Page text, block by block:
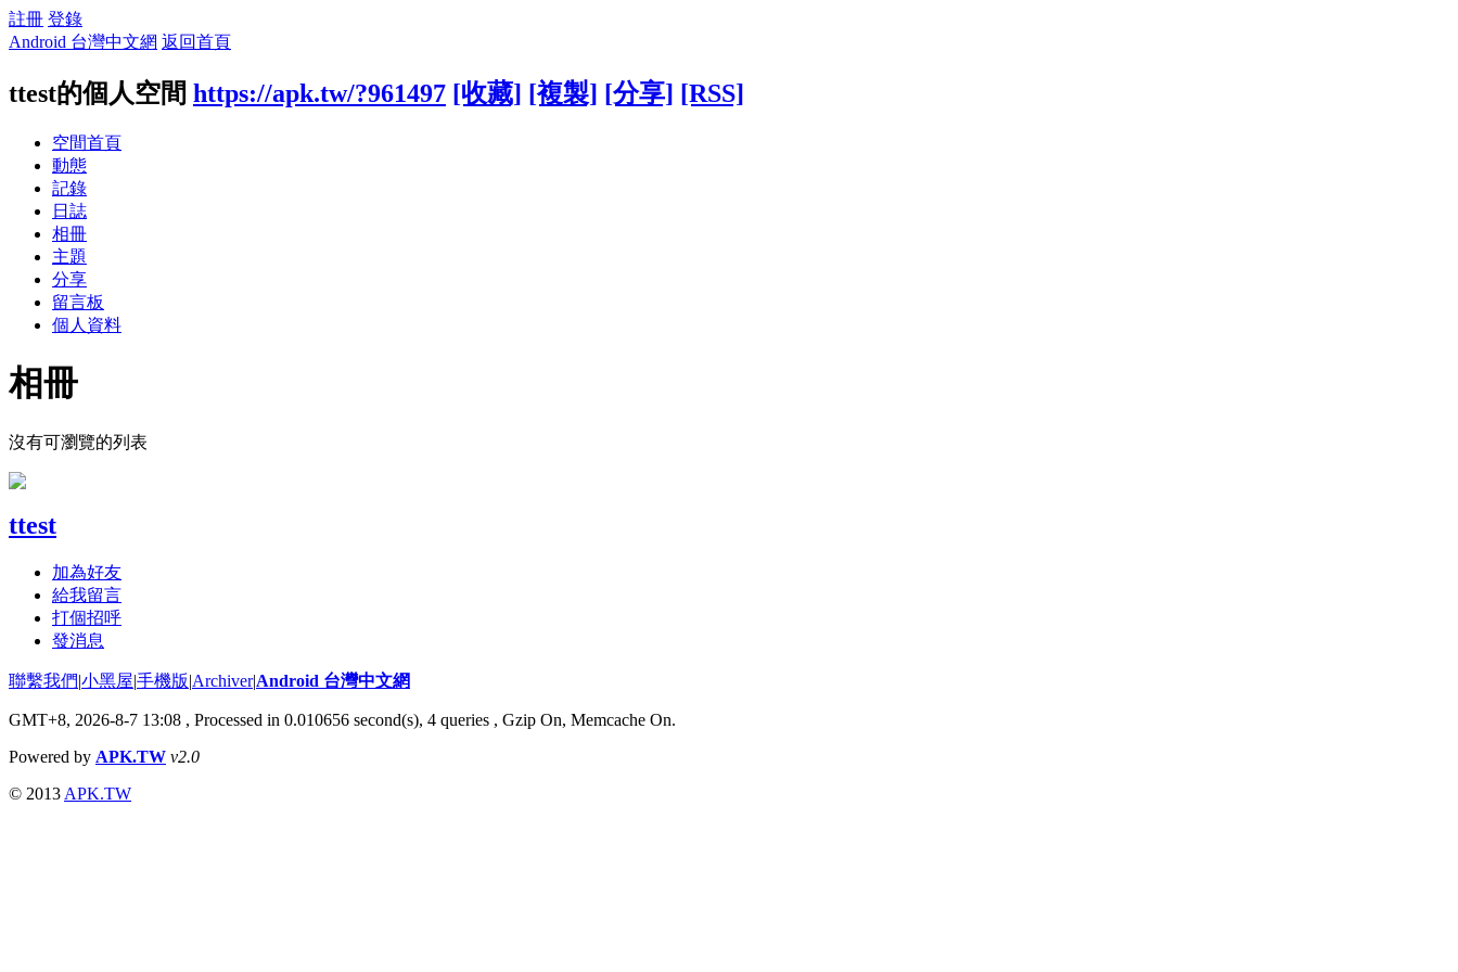
註冊 登錄
Android 台灣中文網 返回首頁
ttest的個人空間 https://apk.tw/?961497 [收藏] [複製] [分享] [RSS]
空間首頁
動態
記錄
日誌
相冊
主題
分享
留言板
個人資料
相冊
沒有可瀏覽的列表
ttest
加為好友
給我留言
打個招呼
發消息
聯繫我們|小黑屋|手機版|Archiver|Android 台灣中文網
GMT+8, 2026-8-7 13:08 , Processed in 0.010656 second(s), 4 queries , Gzip On, Memcache On.
Powered by APK.TW v2.0
© 2013 APK.TW